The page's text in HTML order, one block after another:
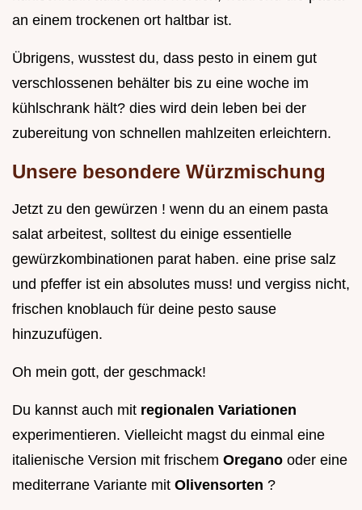
an einem trockenen ort haltbar ist.
Übrigens, wusstest du, dass pesto in einem gut
verschlossenen behälter bis zu eine woche im
kühlschrank hält? dies wird dein leben bei der
zubereitung von schnellen mahlzeiten erleichtern.
Unsere besondere Würzmischung
Jetzt zu den gewürzen ! wenn du an einem pasta
salat arbeitest, solltest du einige essentielle
gewürzkombinationen parat haben. eine prise salz
und pfeffer ist ein absolutes muss! und vergiss nicht,
frischen knoblauch für deine pesto sause
hinzuzufügen.
Oh mein gott, der geschmack!
Du kannst auch mit regionalen Variationen
experimentieren. Vielleicht magst du einmal eine
italienische Version mit frischem Oregano oder eine
mediterrane Variante mit Olivensorten ?